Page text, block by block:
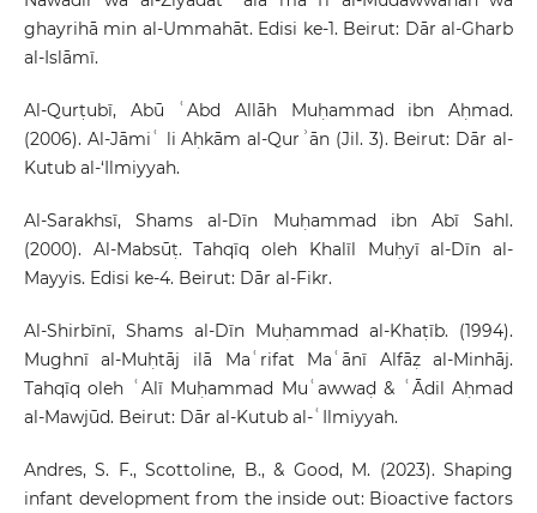
ghayrihā min al-Ummahāt. Edisi ke-1. Beirut: Dār al-Gharb
al-Islāmī.
Al-Qurṭubī, Abū ʿAbd Allāh Muḥammad ibn Aḥmad.
(2006). Al-Jāmiʿ li Aḥkām al-Qurʾān (Jil. 3). Beirut: Dār al-
Kutub al-‘Ilmiyyah.
Al-Sarakhsī, Shams al-Dīn Muḥammad ibn Abī Sahl.
(2000). Al-Mabsūṭ. Tahqīq oleh Khalīl Muḥyī al-Dīn al-
Mayyis. Edisi ke-4. Beirut: Dār al-Fikr.
Al-Shirbīnī, Shams al-Dīn Muḥammad al-Khaṭīb. (1994).
Mughnī al-Muḥtāj ilā Maʿrifat Maʿānī Alfāẓ al-Minhāj.
Tahqīq oleh ʿAlī Muḥammad Muʿawwaḍ & ʿĀdil Aḥmad
al-Mawjūd. Beirut: Dār al-Kutub al-ʿIlmiyyah.
Andres, S. F., Scottoline, B., & Good, M. (2023). Shaping
infant development from the inside out: Bioactive factors